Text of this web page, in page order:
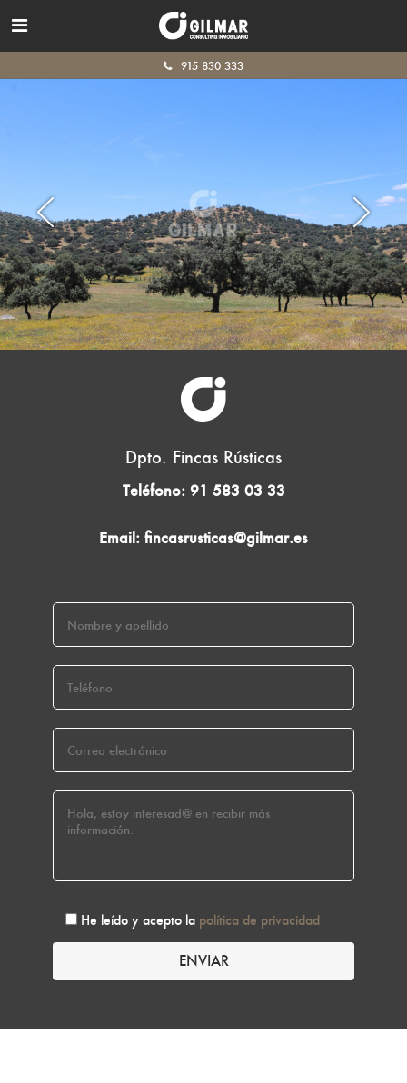
915 830 333
Dpto. Fincas Rústicas
Teléfono: 91 583 03 33
Email: fincasrusticas@gilmar.es
He leído y acepto la política de privacidad